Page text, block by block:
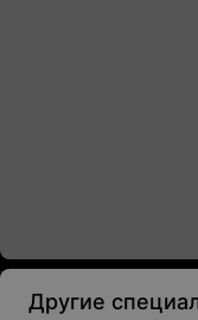
Другие